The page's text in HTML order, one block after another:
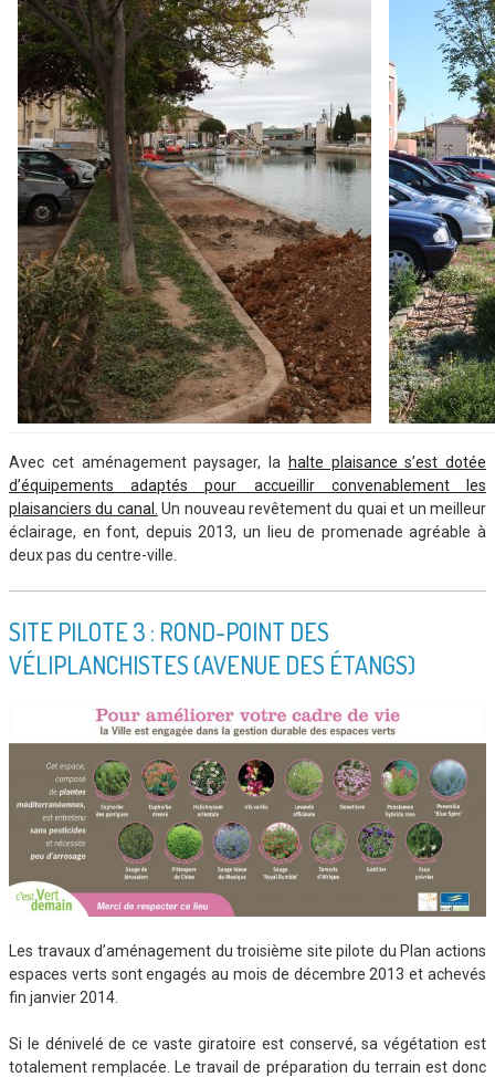
Avec cet aménagement paysager, la
halte plaisance s’est dotée
d’équipements adaptés pour accueillir convenablement les
plaisanciers du canal.
Un nouveau revêtement du quai et un meilleur
éclairage, en font, depuis 2013, un lieu de promenade agréable à
deux pas du centre-ville.
SITE PILOTE 3 : ROND-POINT DES
VÉLIPLANCHISTES (AVENUE DES ÉTANGS)
Les travaux d’aménagement du troisième site pilote du Plan actions
espaces verts sont engagés au mois de décembre 2013 et achevés
fin janvier 2014.
Si le dénivelé de ce vaste giratoire est conservé, sa végétation est
totalement remplacée. Le travail de préparation du terrain est donc